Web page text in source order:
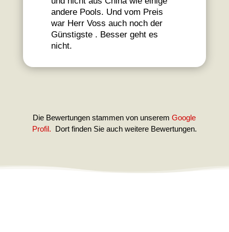
andere Pools. Und vom Preis
war Herr Voss auch noch der
Günstigste . Besser geht es
nicht.
Die Bewertungen stammen von unseremGoogle
Profil. Dort finden Sie auch weitere Bewertungen.